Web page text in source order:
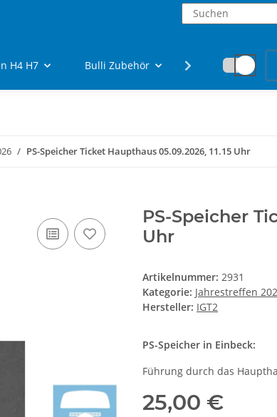
H4 H7 Bulli Zubehör Fanartikel
PS-Speicher Ticket Haupthaus 05.09.2026, 11.15 Uhr
PS-Speicher
Uhr
Artikelnummer: 2931
Kategorie: Jahrestreffen
Hersteller: IGT2
PS-Speicher in Einbeck:
Führung durch das
25,00 €